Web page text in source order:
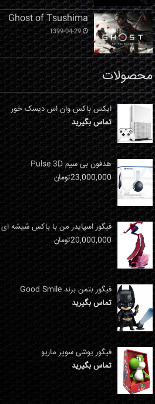
Ghost of Tsushima
1399-04-29
محصولات
ایکس باکس وان اس دیسک خور
تماس بگیرید
هدفون بی سیم Pulse 3D
23,000,000تومان
فیگور اسپایدر من با باکس شیشه ای
20,000,000تومان
فیگور بتمن برند Good Smile
تماس بگیرید
فیگور یوشی سوپر ماریو
تماس بگیرید